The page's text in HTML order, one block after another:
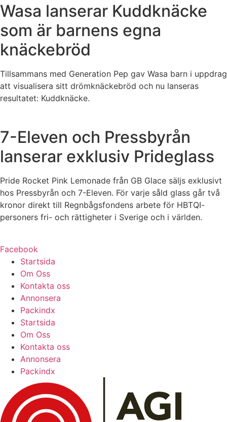
Wasa lanserar Kuddknäcke
som är barnens egna
knäckebröd
Tillsammans med Generation Pep gav Wasa barn i uppdrag
att visualisera sitt drömknäckebröd och nu lanseras
resultatet: Kuddknäcke.
7-Eleven och Pressbyrån
lanserar exklusiv Prideglass
Pride Rocket Pink Lemonade från GB Glace säljs exklusivt
hos Pressbyrån och 7-Eleven. För varje såld glass går två
kronor direkt till Regnbågsfondens arbete för HBTQI-
personers fri- och rättigheter i Sverige och i världen.
Facebook
Startsida
Om Oss
Kontakta oss
Annonsera
Packindx
Startsida
Om Oss
Kontakta oss
Annonsera
Packindx